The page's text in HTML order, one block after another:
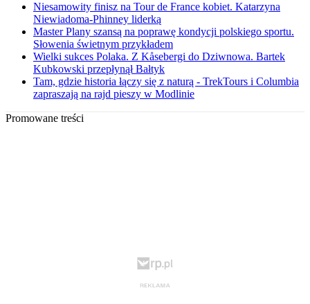
Niesamowity finisz na Tour de France kobiet. Katarzyna
Niewiadoma-Phinney liderką
Master Plany szansą na poprawę kondycji polskiego sportu.
Słowenia świetnym przykładem
Wielki sukces Polaka. Z Kåsebergi do Dziwnowa. Bartek
Kubkowski przepłynął Bałtyk
Tam, gdzie historia łączy się z naturą - TrekTours i Columbia
zapraszają na rajd pieszy w Modlinie
Promowane treści